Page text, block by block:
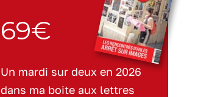
69€
Un mardi sur deux en 2026
dans ma boite aux lettres